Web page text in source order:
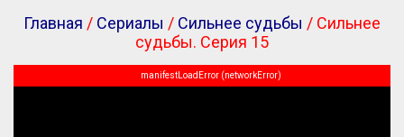
Главная / Сериалы / Сильнее судьбы / Сильнее
судьбы. Серия 15
manifestLoadError (networkError)